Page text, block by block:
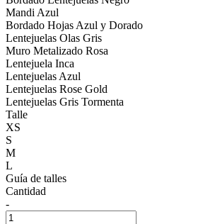
Mandi Azul
Bordado Hojas Azul y Dorado
Lentejuelas Olas Gris
Muro Metalizado Rosa
Lentejuela Inca
Lentejuelas Azul
Lentejuelas Rose Gold
Lentejuelas Gris Tormenta
Talle
XS
S
M
L
Guía de talles
Cantidad
-